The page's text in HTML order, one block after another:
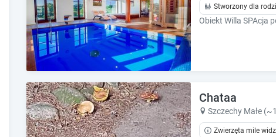
s
t
i
o
n
a
r
k
k
e
s
t
k
e
Stworzony dla
Chataa
Szczechy Małe
Zwierzęta mile